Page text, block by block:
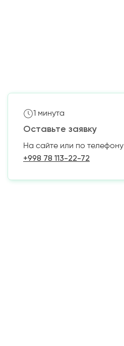
1 минута
Оставьте заявку
На сайте или по телефону
+998 78 113-22-72